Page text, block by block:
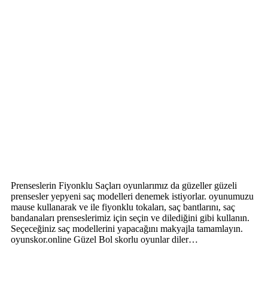
Prenseslerin Fiyonklu Saçları oyunlarımız da güzeller güzeli
prensesler yepyeni saç modelleri denemek istiyorlar. oyunumuzu
mause kullanarak ve ile fiyonklu tokaları, saç bantlarını, saç
bandanaları prenseslerimiz için seçin ve dilediğini gibi kullanın.
Seçeceğiniz saç modellerini yapacağını makyajla tamamlayın.
oyunskor.online Güzel Bol skorlu oyunlar diler…